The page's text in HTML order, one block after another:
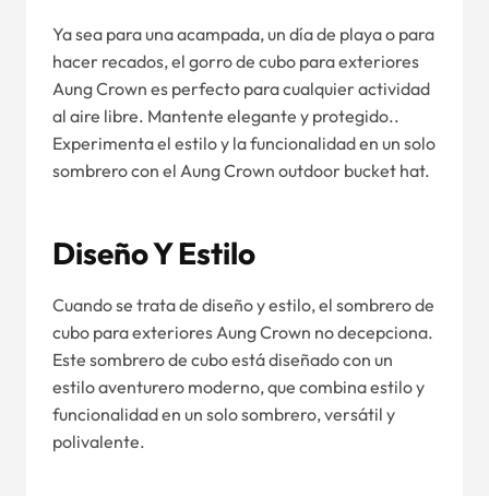
Ya sea para una acampada, un día de playa o para
hacer recados, el gorro de cubo para exteriores
Aung Crown es perfecto para cualquier actividad
al aire libre. Mantente elegante y protegido..
Experimenta el estilo y la funcionalidad en un solo
sombrero con el Aung Crown outdoor bucket hat.
Diseño Y Estilo
Cuando se trata de diseño y estilo, el sombrero de
cubo para exteriores Aung Crown no decepciona.
Este sombrero de cubo está diseñado con un
estilo aventurero moderno, que combina estilo y
funcionalidad en un solo sombrero, versátil y
polivalente.